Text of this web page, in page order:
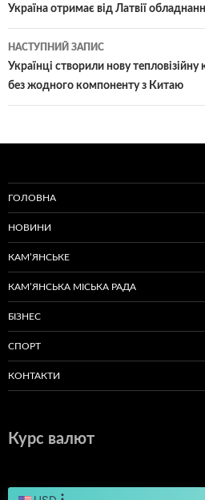
по
записам
Україна отримає від Латвії
НАСТУПНИЙ ЗАПИС
Українці створили нову
без жодного компоненту з Китаю
ГОЛОВНА
НОВИНИ
КАМ’ЯНСЬКЕ
КАМ’ЯНСЬКА МІСЬКА РАДА
БІЗНЕС
СПОРТ
КОНТАКТИ
Курс валют